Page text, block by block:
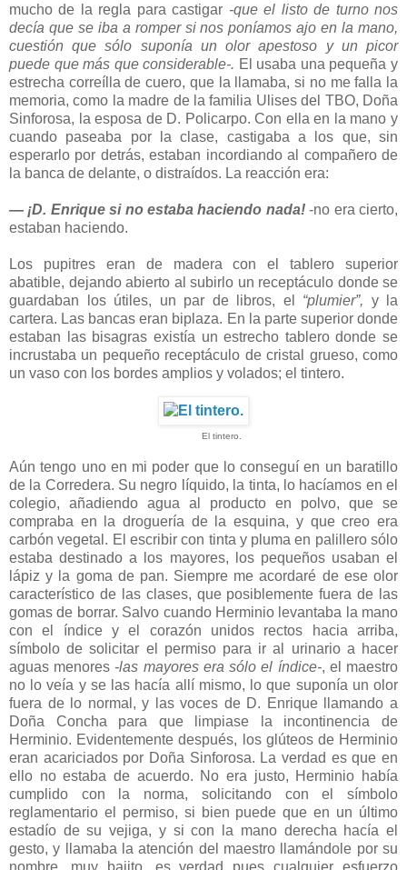
mucho de la regla para castigar -que el listo de turno nos
decía que se iba a romper si nos poníamos ajo en la mano,
cuestión que sólo suponía un olor apestoso y un picor
puede que más que considerable-. El usaba una pequeña y
estrecha correílla de cuero, que la llamaba, si no me falla la
memoria, como la madre de la familia Ulises del TBO, Doña
Sinforosa, la esposa de D. Policarpo. Con ella en la mano y
cuando paseaba por la clase, castigaba a los que, sin
esperarlo por detrás, estaban incordiando al compañero de
la banca de delante, o distraídos. La reacción era:
― ¡D. Enrique si no estaba haciendo nada!-no era cierto,
estaban haciendo.
Los pupitres eran de madera con el tablero superior
abatible, dejando abierto al subirlo un receptáculo donde se
guardaban los útiles, un par de libros, el “plumier”, y la
cartera. Las bancas eran biplaza. En la parte superior donde
estaban las bisagras existía un estrecho tablero donde se
incrustaba un pequeño receptáculo de cristal grueso, como
un vaso con los bordes amplios y volados; el tintero.
El tintero.
Aún tengo uno en mi poder que lo conseguí en un baratillo
de la Corredera. Su negro líquido, la tinta, lo hacíamos en el
colegio, añadiendo agua al producto en polvo, que se
compraba en la droguería de la esquina, y que creo era
carbón vegetal. El escribir con tinta y pluma en palillero sólo
estaba destinado a los mayores, los pequeños usaban el
lápiz y la goma de pan. Siempre me acordaré de ese olor
característico de las clases, que posiblemente fuera de las
gomas de borrar. Salvo cuando Herminio levantaba la mano
con el índice y el corazón unidos rectos hacia arriba,
símbolo de solicitar el permiso para ir al urinario a hacer
aguas menores -las mayores era sólo el índice-, el maestro
no lo veía y se las hacía allí mismo, lo que suponía un olor
fuera de lo normal, y las voces de D. Enrique llamando a
Doña Concha para que limpiase la incontinencia de
Herminio. Evidentemente después, los glúteos de Herminio
eran acariciados por Doña Sinforosa. La verdad es que en
ello no estaba de acuerdo. No era justo, Herminio había
cumplido con la norma, solicitando con el símbolo
reglamentario el permiso, si bien puede que en un último
estadío de su vejiga, y si con la mano derecha hacía el
gesto, y llamaba la atención del maestro llamándole por su